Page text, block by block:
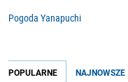
Pogoda Yanapuchi
POPULARNE NAJNOWSZE